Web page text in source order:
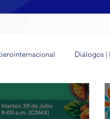
Diálogos |
Notas